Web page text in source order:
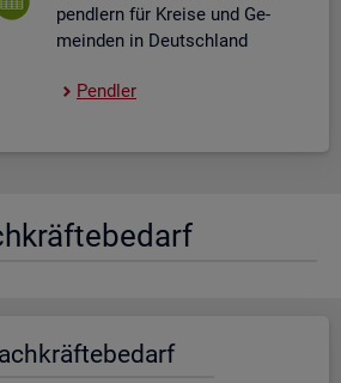
pend­lern für Krei­se und Ge­
mein­den in Deutsch­land
Pend­ler